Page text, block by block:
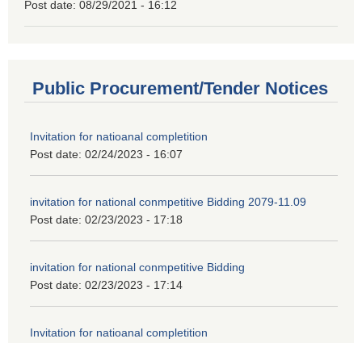
Post date: 08/29/2021 - 16:12
Public Procurement/Tender Notices
Invitation for natioanal completition
Post date: 02/24/2023 - 16:07
invitation for national conmpetitive Bidding 2079-11.09
Post date: 02/23/2023 - 17:18
invitation for national conmpetitive Bidding
Post date: 02/23/2023 - 17:14
Invitation for natioanal completition